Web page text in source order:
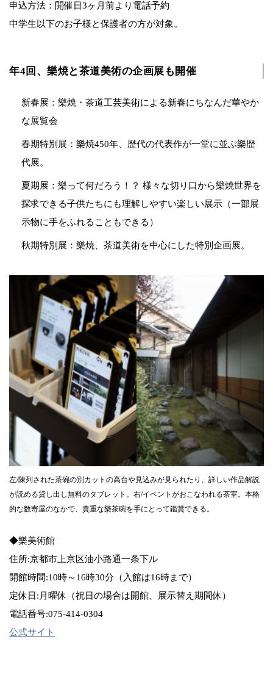
申込方法：開催日3ヶ月前より電話予約
中学生以下のお子様と保護者の方が対象。
年4回、樂焼と茶道美術の企画展も開催
新春展：樂焼・茶道工芸美術による新春にちなんだ華やか
な展覧会
春期特別展：樂焼450年、歴代の代表作が一堂に並ぶ樂歴
代展。
夏期展：樂って何だろう！？ 様々な切り口から樂焼世界を
探求できる子供たちにも理解しやすい楽しい展示（一部展
示物に手をふれることもできる）
秋期特別展：樂焼、茶道美術を中心にした特別企画展。
左/陳列された茶碗の別カットの高台や見込みが見られたり、詳しい作品解説
が読める貸し出し無料のタブレット。右/イベントがおこなわれる茶室。本格
的な数寄屋のなかで、貴重な樂茶碗を手にとって鑑賞できる。
◆樂美術館
住所:京都市上京区油小路通一条下ル
開館時間:10時～16時30分（入館は16時まで）
定休日:月曜休（祝日の場合は開館、展示替え期間休）
電話番号:075-414-0304
公式サイト